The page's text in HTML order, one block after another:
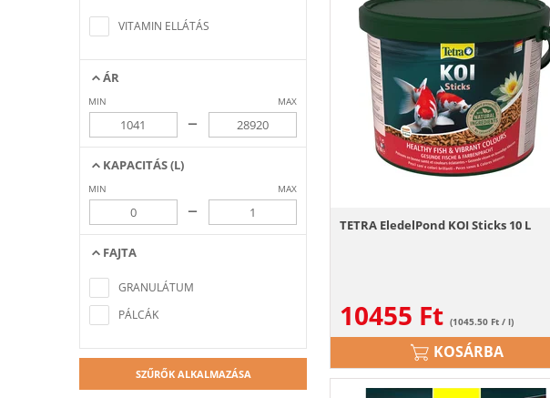
megfelelő elem
VITAMIN ELLÁTÁS
ÁR
MIN MAX
–
KAPACITÁS (L)
MIN MAX
–
FAJTA
megfelelő elem
GRANULÁTUM
PÁLCÁK
SZŰRŐK ALKALMAZÁSA
TETRA EledelPond KOI Sticks 10 L
10455 Ft (1045.50 Ft / l)
KOSÁRBA